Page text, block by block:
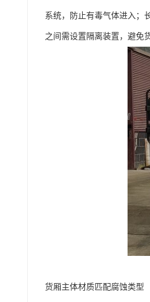
系统，防止有毒气体进入；
之间需设置隔离装置，避免
货厢主体材质匹配腐蚀类型​